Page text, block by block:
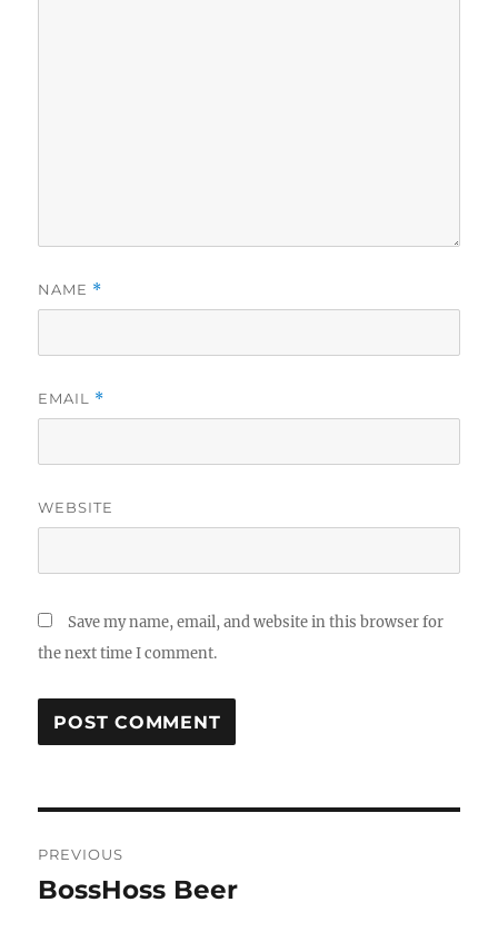
NAME *
EMAIL *
WEBSITE
Save my name, email, and website in this browser for
the next time I comment.
navigation
PREVIOUS
Previous
BossHoss Beer